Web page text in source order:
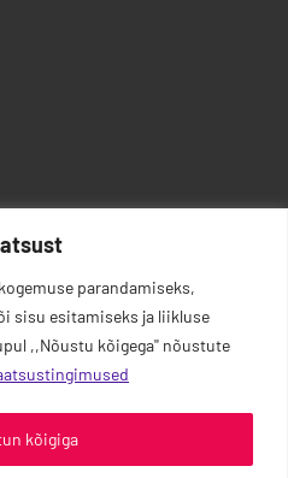
parandamiseks,
sisu esitamiseks ja liikluse
,,Nõustu kõigega'' nõustute
kõigiga